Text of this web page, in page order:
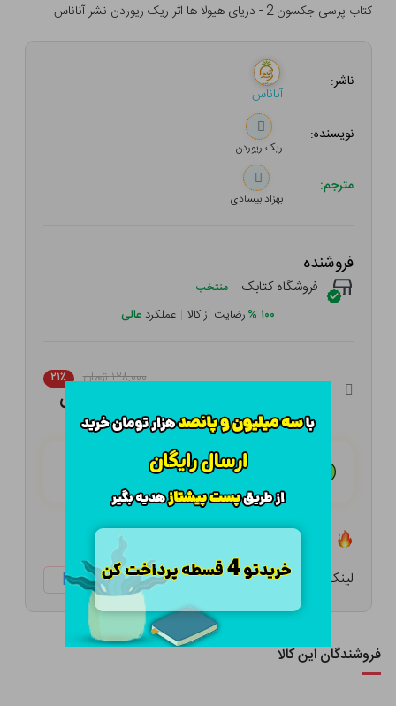
کتاب پرسی جکسون 2 - دریای هیولا ها اثر ریک ریوردن نشر آناناس
ناشر:
آناناس
نویسنده:
ریک ریوردن
مترجم:
بهزاد بیسادی
فروشنده
فروشگاه کتابک منتخب
۱۰۰ %رضایت از کالا | عملکرد عالی
۱۲۸,۰۰۰ تومان ۲۱٪
هـر قسط با تــرب‌پــی:
تعداد ۰ عدد در انبار موجود است
لینک کوتاه: ketabtala.com/sbp-33881
فروشندگان این کالا